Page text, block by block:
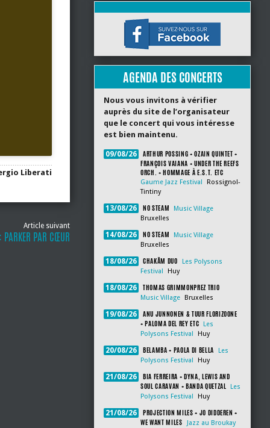
Liberati
Article suivant
PARKER PAR CŒUR
AGENDA DES CONCERTS
Nous vous invitons à vérifier
auprès du site de l’organisateur
que le concert qui vous intéresse
est bien maintenu.
09/08/26
ARTHUR POSSING + OZAIN QUINTET +
FRANÇOIS VAIANA + UNDER THE REEFS
ORCH. + HOMMAGE À E.S.T. ETC
Gaume Jazz Festival
Rossignol-
Tintiny
13/08/26 NO STEAM
Music Village
Bruxelles
14/08/26 NO STEAM
Music Village
Bruxelles
18/08/26 CHAKÂM DUO
Les Polysons
Festival
Huy
18/08/26 THOMAS GRIMMONPREZ TRIO
Music Village Bruxelles
19/08/26
ANU JUNNONEN & TUUR FLORIZOONE
+ PALOMA DEL REY ETC
Les
Polysons Festival
Huy
20/08/26 BELAMBA + PAOLA DI BELLA
Les
Polysons Festival
Huy
21/08/26
BIA FERREIRA + DYNA, LEWIS AND
SOUL CARAVAN + BANDA QUETZAL
Les
Polysons Festival
Huy
21/08/26
PROJECTION MILES + JO DIDDEREN +
WE WANT MILES
Jazz au Broukay